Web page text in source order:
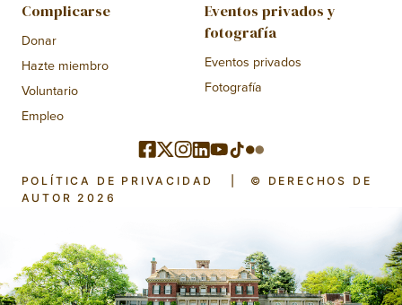
Complicarse
Donar
Hazte miembro
Voluntario
Empleo
Eventos privados y
fotografía
Eventos privados
Fotografía
POLÍTICA DE PRIVACIDAD
© DERECHOS DE
AUTOR 2026